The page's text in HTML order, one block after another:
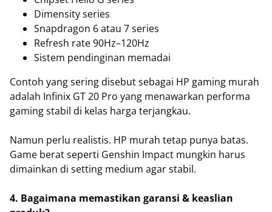
Dimensity series
Snapdragon 6 atau 7 series
Refresh rate 90Hz–120Hz
Sistem pendinginan memadai
Contoh yang sering disebut sebagai HP gaming murah
adalah Infinix GT 20 Pro yang menawarkan performa
gaming stabil di kelas harga terjangkau.
Namun perlu realistis. HP murah tetap punya batas.
Game berat seperti Genshin Impact mungkin harus
dimainkan di setting medium agar stabil.
4. Bagaimana memastikan garansi & keaslian